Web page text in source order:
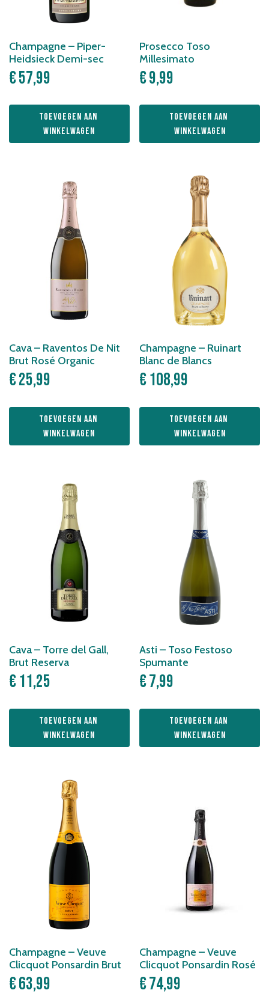
Champagne – Piper-
Heidsieck Demi-sec
€57,99
Toevoegen aan
winkelwagen
Prosecco Toso
Millesimato
€9,99
Toevoegen aan
winkelwagen
Cava – Raventos De Nit
Brut Rosé Organic
€25,99
Toevoegen aan
winkelwagen
Champagne – Ruinart
Blanc de Blancs
€108,99
Toevoegen aan
winkelwagen
Cava – Torre del Gall,
Brut Reserva
€11,25
Toevoegen aan
winkelwagen
Asti – Toso Festoso
Spumante
€7,99
Toevoegen aan
winkelwagen
Champagne – Veuve
Clicquot Ponsardin Brut
€63,99
Champagne – Veuve
Clicquot Ponsardin Rosé
€74,99